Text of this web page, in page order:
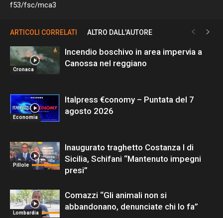
f53/fsc/mca3
ARTICOLI CORRELATI ALTRO DALL'AUTORE
Cronaca
Incendio boschivo in area impervia a
Canossa nel reggiano
Economia
Italpress €conomy – Puntata del 7
agosto 2026
Pillole
Inaugurato traghetto Costanza I di
Sicilia, Schifani “Mantenuto impegni
presi”
Lombardia
Comazzi “Gli animali non si
abbandonano, denunciate chi lo fa”